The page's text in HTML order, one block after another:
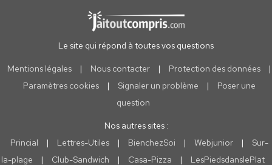
Le site qui répond à toutes vos questions
Mentions légales | Nous contacter | Protection des données
|
Paramètres cookies
| Signaler un problème |
Poser une
question
Nos autres sites :
Princial
| Lettres-Utiles | BienchezSoi | Webjunior |
Sur-
la-plage
| Club-Sandwich | Casa-Pizza | LesPiedsdanslePlat